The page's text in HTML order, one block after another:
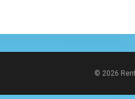
© 2026